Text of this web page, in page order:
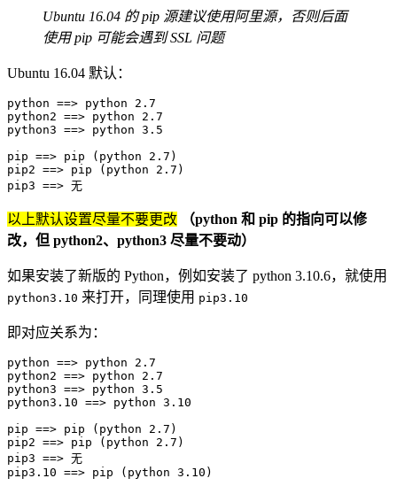
Ubuntu 16.04 的 pip 源建议使用阿里源，否则后面
使用 pip 可能会遇到 SSL 问题
Ubuntu 16.04 默认：
python ==> python 2.7
python2 ==> python 2.7
python3 ==> python 3.5
pip ==> pip ( python 2.7 )
pip2 ==> pip ( python 2.7 )
pip3 ==> 无
以上默认设置尽量不要更改
（python 和 pip 的指向可以修
改，但 python2、python3 尽量不要动）
如果安装了新版的 Python，例如安装了 python 3.10.6，就使用
python3.10 来打开，同理使用 pip3.10
即对应关系为：
python ==> python 2.7
python2 ==> python 2.7
python3 ==> python 3.5
python3.10 ==> python 3.10
pip ==> pip ( python 2.7 )
pip2 ==> pip ( python 2.7 )
pip3 ==> 无
pip3.10 ==> pip ( python 3.10 )